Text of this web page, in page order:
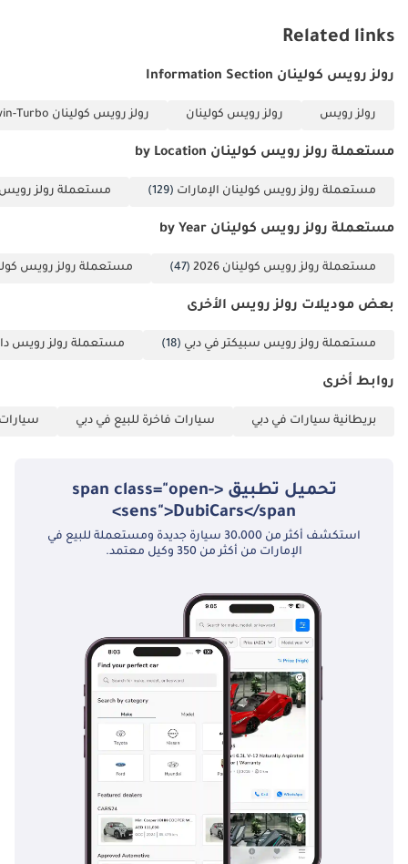
Related links
رولز رويس كولينان Information Section
رولز رويس رولز رويس كولينان رولز رويس كولينان 6.7L Twin-Turbo (563 حصان)
مستعملة رولز رويس كولينان by Location
مستعملة رولز رويس كولينان الإمارات (129) مستعملة رولز رويس
مستعملة رولز رويس كولينان by Year
مستعملة رولز رويس كولينان 2026 (47) مستعملة رولز رويس
بعض موديلات رولز رويس الأخرى
مستعملة رولز رويس سبيكتر في دبي (18) مستعملة رولز رويس
روابط أخرى
بريطانية سيارات في دبي سيارات فاخرة للبيع في دبي سيارات
تحميل تطبيق <span class="open-
sens">DubiCars</span>
استكشف أكثر من 30،000 سيارة جديدة ومستعملة للبيع في
الإمارات من أكثر من 350 وكيل معتمد.
خبراء السوق. يُرجى دائماً فحص السيارة قبل الشراء.